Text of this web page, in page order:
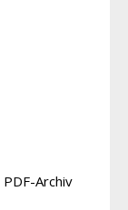
PDF-Archiv